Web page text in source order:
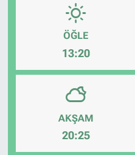
ÖĞLE
13:20
AKŞAM
20:25